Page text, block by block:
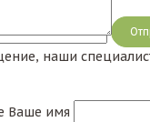
наши
Ваше имя